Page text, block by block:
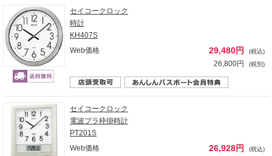
セイコークロック
時計
KH407S
Web価格
29,480円 (税込)
26,800円 (税別)
セイコークロック
電波プラ枠掛時計
PT201S
Web価格
26,928円 (税込)